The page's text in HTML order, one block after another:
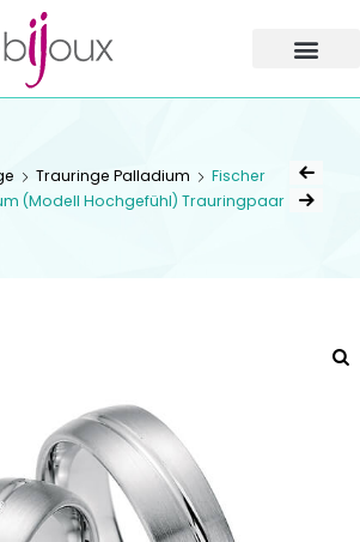
Trauringe Palladium
Fischer
(Modell Hochgefühl) Trauringpaar